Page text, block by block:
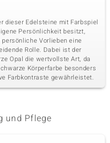
dieser Edelsteine mit Farbspiel
Persönlichkeit besitzt,
Vorlieben eine
Rolle. Dabei ist der
Opal die wertvollste Art, da
Körperfarbe besonders
Farbkontraste gewährleistet.
und Pflege